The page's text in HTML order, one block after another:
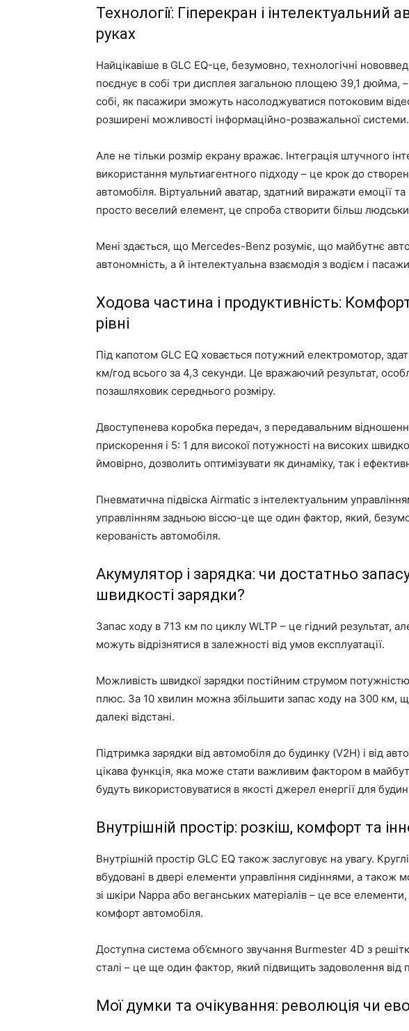
Технології: Гіперекран і
руках
Найцікавіше в GLC EQ-це, безумовно, технологічні
поєднує в собі три дисплея загальною площею 39,1 дюйма,
собі, як пасажири зможуть насолоджуватися потоковим
розширені можливості інформаційно-розважальної системи.
Але не тільки розмір екрану вражає. Інтеграція штучного
використання мультиагентного підходу – це крок до
автомобіля. Віртуальний аватар, здатний виражати емоції
просто веселий елемент, це спроба створити більш
Мені здається, що Mercedes-Benz розуміє, що майбутнє
автономність, а й інтелектуальна взаємодія з водієм і
Ходова частина і продуктивність:
рівні
Під капотом GLC EQ ховається потужний електромотор,
км/год всього за 4,3 секунди. Це вражаючий результат,
позашляховик середнього розміру.
Двоступенева коробка передач, з передавальним
прискорення і 5: 1 для високої потужності на високих
ймовірно, дозволить оптимізувати як динаміку, так і
Пневматична підвіска Airmatic з інтелектуальним
управлінням задньою віссю-це ще один фактор, який,
керованість автомобіля.
Акумулятор і зарядка: чи достатньо
швидкості зарядки?
Запас ходу в 713 км по циклу WLTP – це гідний результат,
можуть відрізнятися в залежності від умов експлуатації.
Можливість швидкої зарядки постійним струмом
плюс. За 10 хвилин можна збільшити запас ходу на 300 км,
далекі відстані.
Підтримка зарядки від автомобіля до будинку (V2H) і від
цікава функція, яка може стати важливим фактором в
будуть використовуватися в якості джерел енергії для
Внутрішній простір: розкіш, комфорт та
Внутрішній простір GLC EQ також заслуговує на увагу.
вбудовані в двері елементи управління сидіннями, а також
зі шкіри Nappa або веганських матеріалів – це все
комфорт автомобіля.
Доступна система об’ємного звучання Burmester 4D з
сталі – це ще один фактор, який підвищить задоволення від
Мої думки та очікування: революція чи